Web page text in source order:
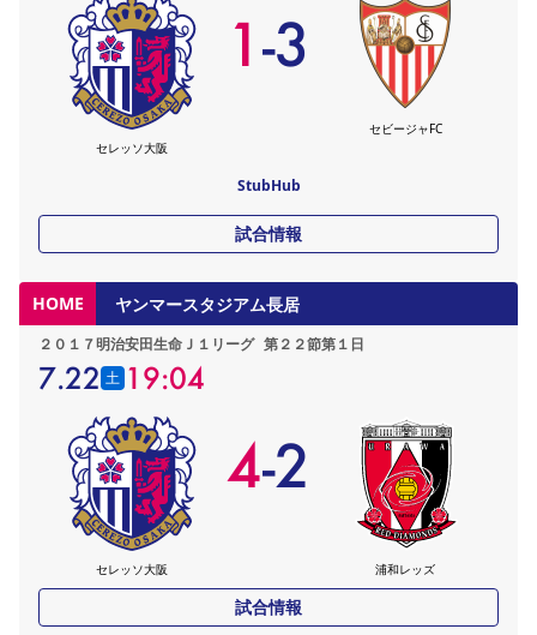
セレッソ大阪
1-3
セビージャFC
StubHub
試合情報
HOME ヤンマースタジアム長居
２０１７明治安田生命Ｊ１リーグ 第２２節第１日
7.22 土 19:04
セレッソ大阪
4-2
浦和レッズ
試合情報